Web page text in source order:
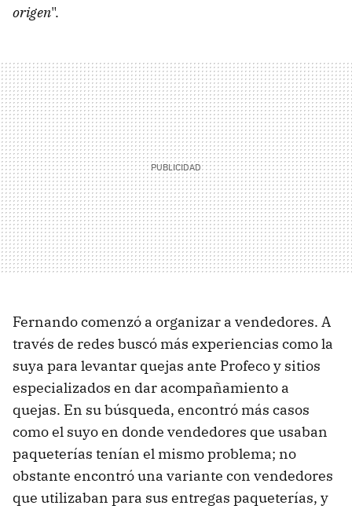
origen".
Fernando comenzó a organizar a vendedores. A
través de redes buscó más experiencias como la
suya para levantar quejas ante Profeco y sitios
especializados en dar acompañamiento a
quejas. En su búsqueda, encontró más casos
como el suyo en donde vendedores que usaban
paqueterías tenían el mismo problema; no
obstante encontró una variante con vendedores
que utilizaban para sus entregas paqueterías, y